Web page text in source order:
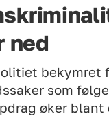
ned
bekymret
som
øker blant